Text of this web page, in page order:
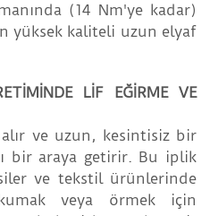
(14 Nm'ye kadar)
yüksek kaliteli uzun elyaf
LİF EĞİRME VE
ve uzun, kesintisiz bir
bir araya getirir. Bu iplik
ve tekstil ürünlerinde
veya örmek için